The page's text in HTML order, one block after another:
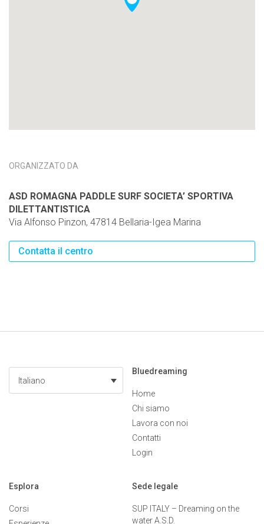
ORGANIZZATO DA
ASD ROMAGNA PADDLE SURF SOCIETA’ SPORTIVA
DILETTANTISTICA
Via Alfonso Pinzon, 47814 Bellaria-Igea Marina
Contatta il centro
Italiano
Bluedreaming
Home
Chi siamo
Lavora con noi
Contatti
Login
Esplora
Corsi
Sede legale
SUP ITALY – Dreaming on the
water A.S.D.